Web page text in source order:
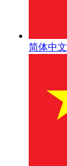
简体中文